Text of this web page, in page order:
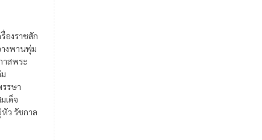
องราชสัก
างพานพุ่ม
าสพระ
รษา
เด็จ
ว รัชกาล